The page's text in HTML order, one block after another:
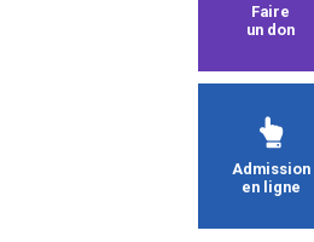
Faire
un don
Admission
en ligne